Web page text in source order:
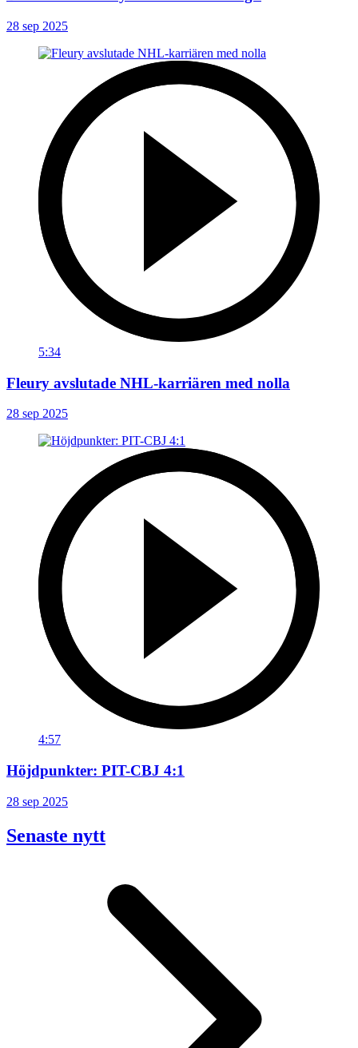
28 sep 2025
5:34
Fleury avslutade NHL-karriären med nolla
28 sep 2025
4:57
Höjdpunkter: PIT-CBJ 4:1
28 sep 2025
Senaste nytt